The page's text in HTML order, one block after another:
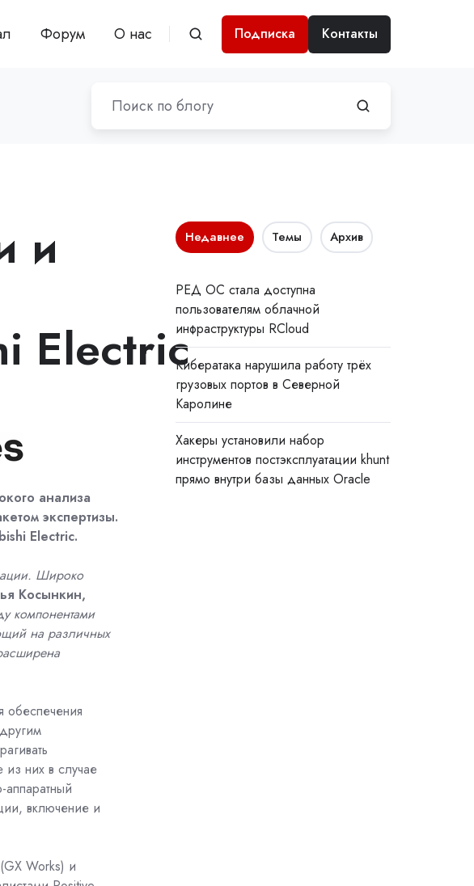
Форум О нас Подписка Контакты
и
Electric
анализа
экспертизы.
Electric.
Широко
Косынкин,
компонентами
на различных
обеспечения
из них в случае
включение и
X Works) и
Недавнее Темы Архив
РЕД ОС стала доступна
пользователям облачной
инфраструктуры RCloud
Кибератака нарушила работу трёх
грузовых портов в Северной
Каролине
Хакеры установили набор
инструментов постэксплуатации khunt
прямо внутри базы данных Oracle